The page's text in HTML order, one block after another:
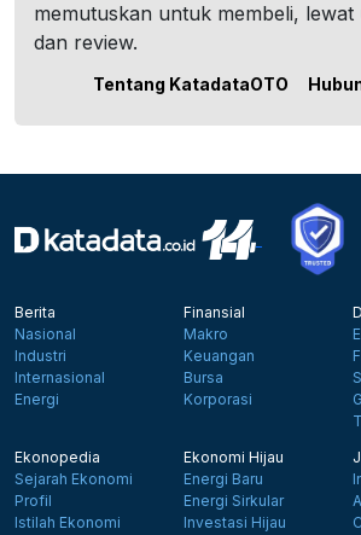
memutuskan untuk membeli, lewat
dan review.
Tentang KatadataOTO
Berita
Nasional
Industri
Internasional
Energi
Finansial
Makro
Keuangan
Bursa
Korporasi
Ekonopedia
Sejarah Ekonomi
Profil
Istilah Ekonomi
Ekonomi Hijau
Energi Baru
Energi Sirkular
Investasi Hijau